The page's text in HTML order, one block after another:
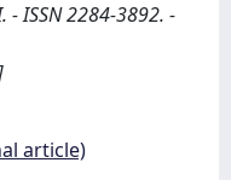
- ISSN 2284-3892. -
article)